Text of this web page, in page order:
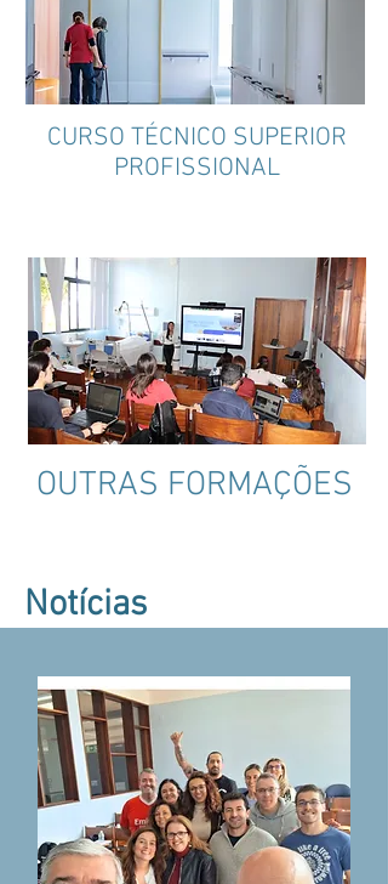
CURSO TÉCNICO SUPERIOR
PROFISSIONAL
OUTRAS FORMAÇÕES
Notícias